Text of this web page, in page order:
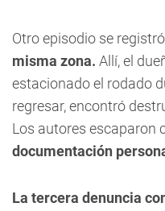
Otro episodio se registró
misma zona. Allí, el
estacionado el rodado
regresar, encontró
Los autores escaparon
documentación
La tercera denuncia